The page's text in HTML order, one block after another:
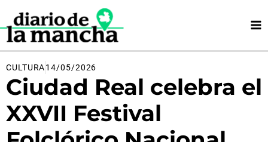
contenido
CULTURA14/05/2026
Ciudad Real celebra el
XXVII Festival